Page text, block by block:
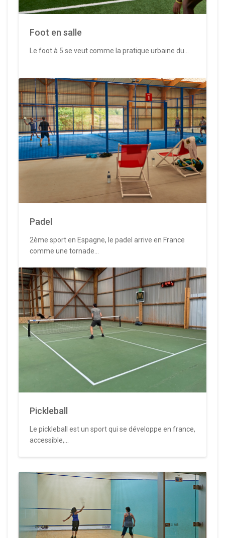
Foot en salle
Le foot à 5 se veut comme la pratique urbaine du...
Padel
2ème sport en Espagne, le padel arrive en France
comme une tornade...
Pickleball
Le pickleball est un sport qui se développe en france,
accessible,...